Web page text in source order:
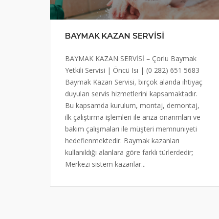
BAYMAK KAZAN SERVİSİ
BAYMAK KAZAN SERVİSİ – Çorlu Baymak
Yetkili Servisi | Öncü Isı | (0 282) 651 5683
Baymak Kazan Servisi, birçok alanda ihtiyaç
duyulan servis hizmetlerini kapsamaktadır.
Bu kapsamda kurulum, montaj, demontaj,
ilk çalıştırma işlemleri ile arıza onarımları ve
bakım çalışmaları ile müşteri memnuniyeti
hedeflenmektedir. Baymak kazanları
kullanıldığı alanlara göre farklı türlerdedir;
Merkezi sistem kazanlar...